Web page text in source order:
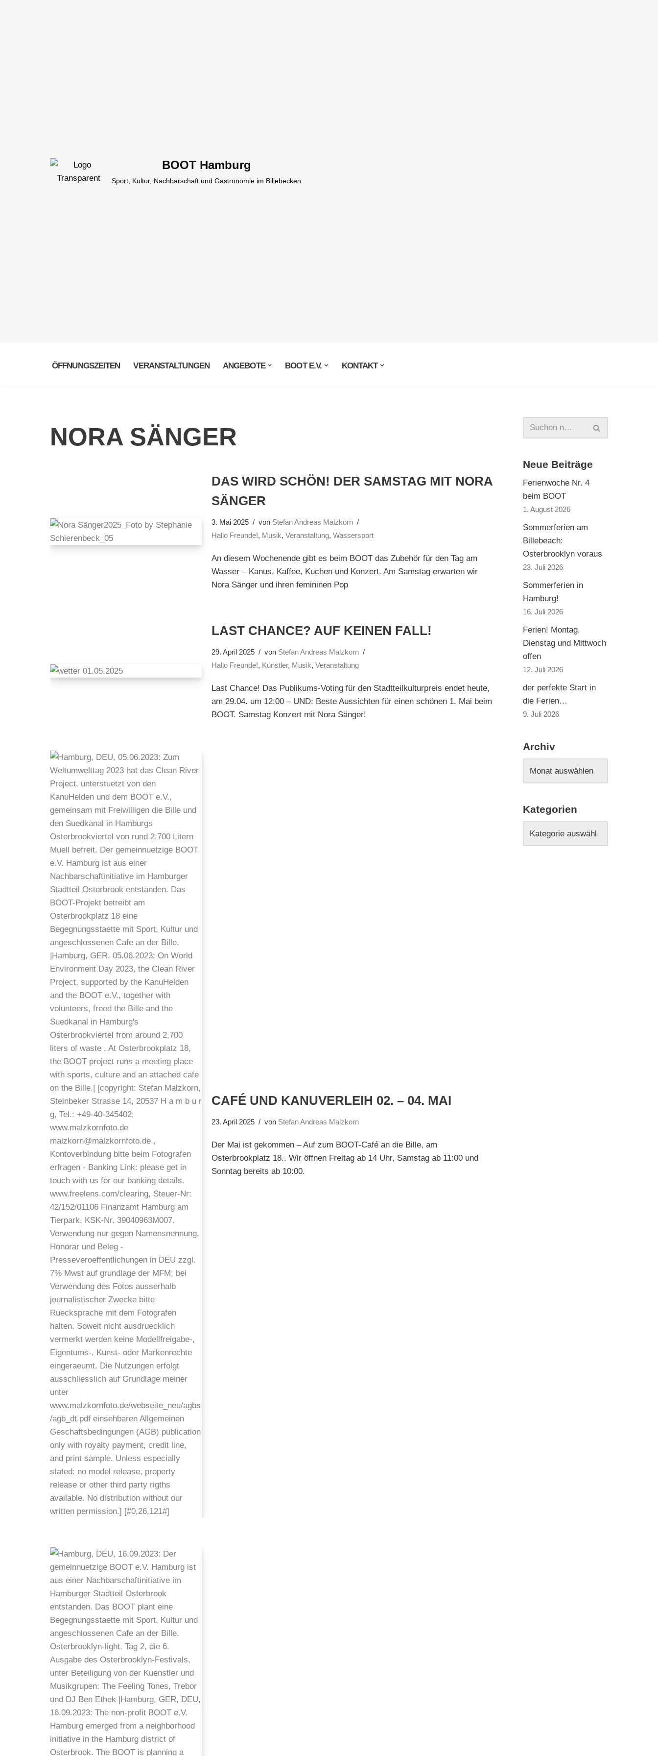
BOOT Hamburg
Sport, Kultur, Nachbarschaft und Gastronomie im Billebecken
ÖFFNUNGSZEITEN VERANSTALTUNGEN ANGEBOTE BOOT E.V. KONTAKT
NORA SÄNGER
DAS WIRD SCHÖN! DER SAMSTAG MIT NORA
SÄNGER
3. Mai 2025 von Stefan Andreas Malzkorn
Hallo Freunde!, Musik,Veranstaltung,Wassersport
An diesem Wochenende gibt es beim BOOT das Zubehör für den Tag am
Wasser – Kanus, Kaffee, Kuchen und Konzert. Am Samstag erwarten wir
Nora Sänger und ihren femininen Pop
LAST CHANCE? AUF KEINEN FALL!
29. April 2025 von Stefan Andreas Malzkorn
Hallo Freunde!, Künstler, Musik,Veranstaltung
Last Chance! Das Publikums-Voting für den Stadtteilkulturpreis endet heute,
am 29.04. um 12:00 – UND: Beste Aussichten für einen schönen 1. Mai beim
BOOT. Samstag Konzert mit Nora Sänger!
CAFÉ UND KANUVERLEIH 02. – 04. MAI
23. April 2025 von Stefan Andreas Malzkorn
Der Mai ist gekommen – Auf zum BOOT-Café an die Bille, am
Osterbrookplatz 18.. Wir öffnen Freitag ab 14 Uhr, Samstag ab 11:00 und
Sonntag bereits ab 10:00.
Neue Beiträge
Ferienwoche Nr. 4
beim BOOT
1. August 2026
Sommerferien am
Billebeach:
Osterbrooklyn voraus
23. Juli 2026
Sommerferien in
Hamburg!
16. Juli 2026
Ferien! Montag,
Dienstag und Mittwoch
offen
12. Juli 2026
der perfekte Start in
die Ferien…
9. Juli 2026
Archiv
Kategorien